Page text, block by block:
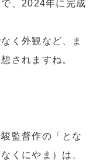
、2024年に完成
く外観など、ま
想されますね。
監督作の「とな
くにやま）は、